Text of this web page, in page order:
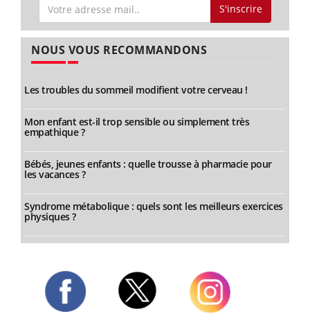
S'inscrire
NOUS VOUS RECOMMANDONS
Les troubles du sommeil modifient votre cerveau !
Mon enfant est-il trop sensible ou simplement très
empathique ?
Bébés, jeunes enfants : quelle trousse à pharmacie pour
les vacances ?
Syndrome métabolique : quels sont les meilleurs exercices
physiques ?